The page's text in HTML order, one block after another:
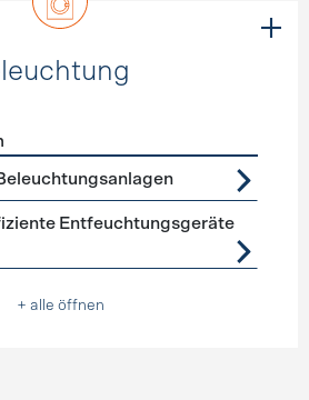
Geräte, Beleuchtung
Entfeuchtungsgeräte
+ alle öffnen